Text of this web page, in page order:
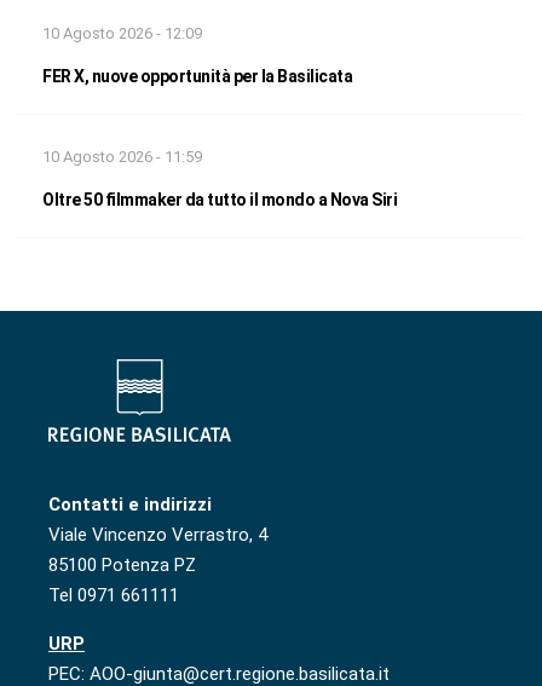
10 Agosto 2026 - 12:09
FER X, nuove opportunità per la Basilicata
10 Agosto 2026 - 11:59
Oltre 50 filmmaker da tutto il mondo a Nova Siri
Contatti e indirizzi
Viale Vincenzo Verrastro, 4
85100 Potenza PZ
Tel 0971 661111
URP
PEC: AOO-giunta@cert.regione.basilicata.it